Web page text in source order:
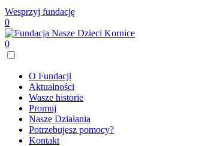
Wesprzyj fundację
0
0
O Fundacji
Aktualności
Wasze historie
Promuj
Nasze Działania
Potrzebujesz pomocy?
Kontakt